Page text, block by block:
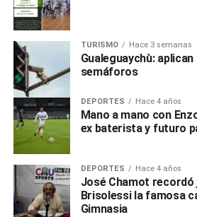
TURISMO Hace 3 semanas
Gualeguaychù:
semáforos
DEPORTES Hace 4 años
Mano a mano con
ex baterista y futuro
DEPORTES Hace 4 años
José Chamot
Brisolessi la famosa
Gimnasia